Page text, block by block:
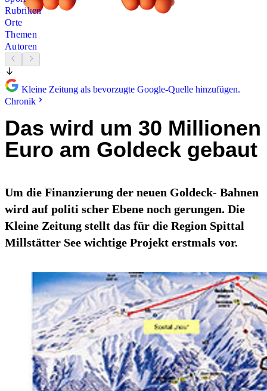
Rubriken
Orte
Themen
Autoren
Kleine Zeitung als bevorzugte Google-Quelle hinzufügen.
Chronik
Das wird um 30 Millionen
Euro am Goldeck gebaut
Um die Finanzierung der neuen Goldeck- Bahnen
wird auf politi scher Ebene noch gerungen. Die
Kleine Zeitung stellt das für die Region Spittal
Millstätter See wichtige Projekt erstmals vor.